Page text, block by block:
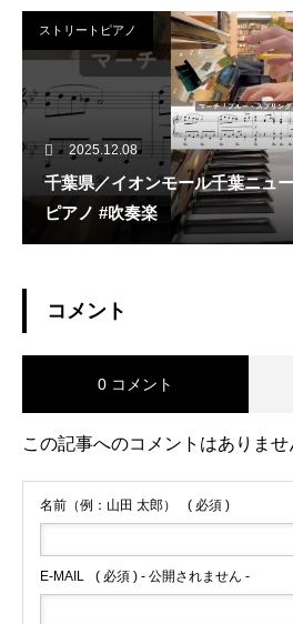
ストリートピアノ
2025.12.08
千葉県／イオンモール千葉ニュ
ピアノ #吹奏楽
コメント
0 コメント
この記事へのコメントはありませ
名前（例：山田 太郎） ( 必須 )
E-MAIL ( 必須 ) - 公開されません -